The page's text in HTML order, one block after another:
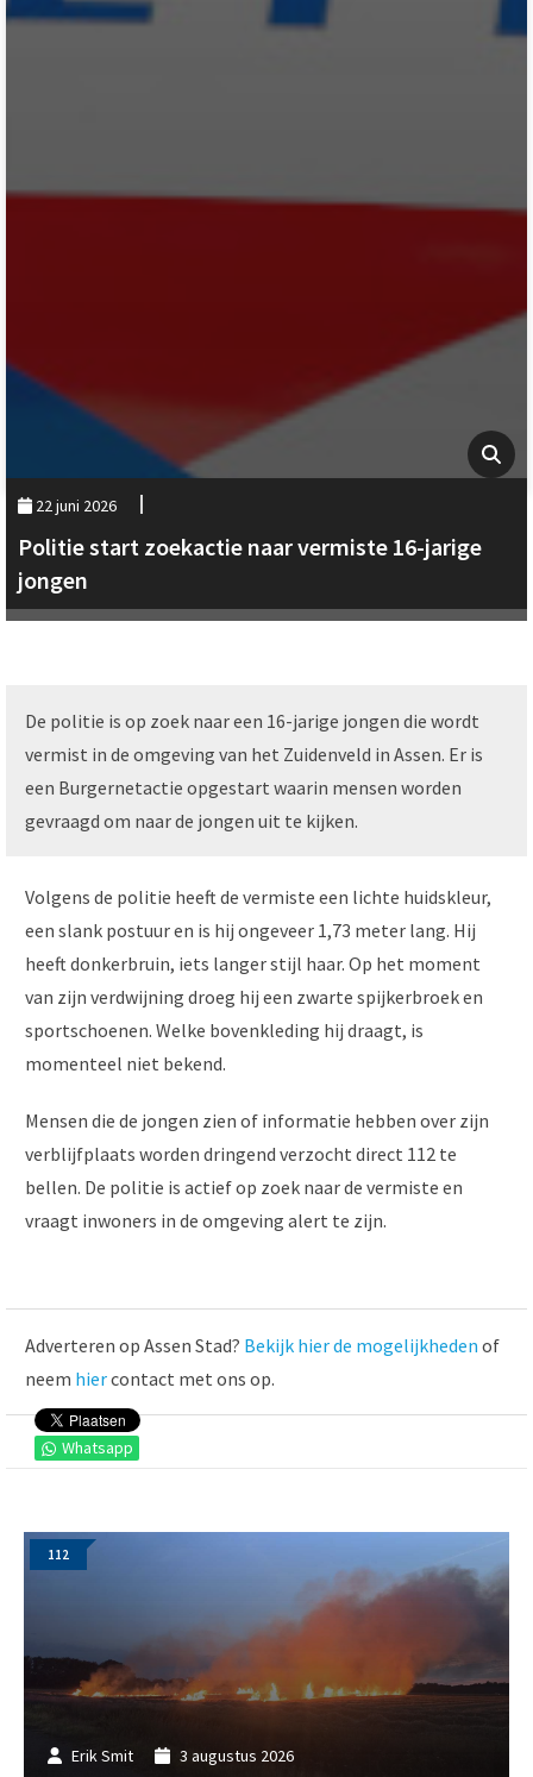
22 juni 2026
Politie start zoekactie naar vermiste 16-jarige
jongen
De politie is op zoek naar een 16-jarige jongen die wordt
vermist in de omgeving van het Zuidenveld in Assen. Er is
een Burgernetactie opgestart waarin mensen worden
gevraagd om naar de jongen uit te kijken.
Volgens de politie heeft de vermiste een lichte huidskleur,
een slank postuur en is hij ongeveer 1,73 meter lang. Hij
heeft donkerbruin, iets langer stijl haar. Op het moment
van zijn verdwijning droeg hij een zwarte spijkerbroek en
sportschoenen. Welke bovenkleding hij draagt, is
momenteel niet bekend.
Mensen die de jongen zien of informatie hebben over zijn
verblijfplaats worden dringend verzocht direct 112 te
bellen. De politie is actief op zoek naar de vermiste en
vraagt inwoners in de omgeving alert te zijn.
Whatsapp
Adverteren op Assen Stad? Bekijk hier de mogelijkheden of
neem hiercontact met ons op.
Erik Smit 3 augustus 2026
112